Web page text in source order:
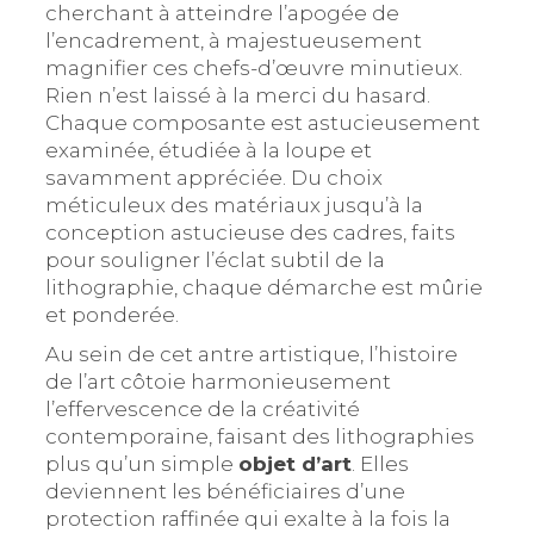
cherchant à atteindre l’apogée de
l’encadrement, à majestueusement
magnifier ces chefs-d’œuvre minutieux.
Rien n’est laissé à la merci du hasard.
Chaque composante est astucieusement
examinée, étudiée à la loupe et
savamment appréciée. Du choix
méticuleux des matériaux jusqu’à la
conception astucieuse des cadres, faits
pour souligner l’éclat subtil de la
lithographie, chaque démarche est mûrie
et ponderée.
Au sein de cet antre artistique, l’histoire
de l’art côtoie harmonieusement
l’effervescence de la créativité
contemporaine, faisant des lithographies
plus qu’un simple objet d’art. Elles
deviennent les bénéficiaires d’une
protection raffinée qui exalte à la fois la